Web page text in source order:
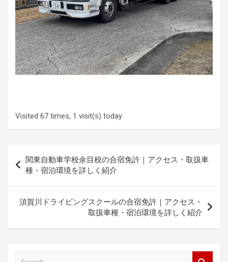
Visited 67 times, 1 visit(s) today
navigation
関東自動車学校余目校の合宿免許｜アクセス・取扱車
種・宿泊環境を詳しく紹介
須賀川ドライビングスクールの合宿免許｜アクセス・
取扱車種・宿泊環境を詳しく紹介